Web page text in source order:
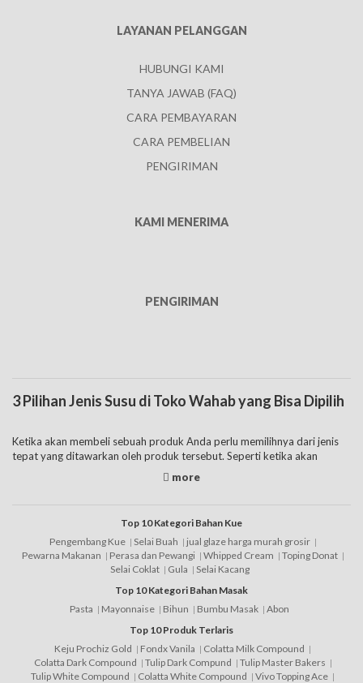
LAYANAN PELANGGAN
HUBUNGI KAMI
TANYA JAWAB (FAQ)
CARA PEMBAYARAN
CARA PEMBELIAN
PENGIRIMAN
KAMI MENERIMA
PENGIRIMAN
3 Pilihan Jenis Susu di Toko Wahab yang Bisa Dipilih
Ketika akan membeli sebuah produk Anda perlu memilihnya dari jenis
tepat yang ditawarkan oleh produk tersebut. Seperti ketika akan
membeli susu, maka Anda juga perlu memilih jenis yang tepat sehingga
bisa disesuaikan dengan kebutuhan dan fungsi yang dipunyai oleh
selain dari perbedaan tempat pembelian produk tersebut. Salah satu
tempat terbaik untuk membeli produk yang dibutuhkan ini adalah di
tokowahab.comsecara online.
Toko Wahab menawarkan banyak pilihan dari jenis produk yang bisa
, bubuk, dan juga cair. Jenis pertama yang dapat dipilih
adalah evaporasi yang merupakan produk dengan daftar harga susu
yang bisa dipilih dari merek, ukuran, dan promo yang tersedia. Apabila
membelinya sedang promo, maka jenis susu enak ini akan bisa
didapatkan dengan harga lebih terjangkau. Jenis ini merupakan pilihan
Top 10 Kategori Bahan Kue
Pengembang Kue
Selai Buah
jual glaze harga murah grosir
Pewarna Makanan
Perasa dan Pewangi Whipped Cream
Toping Donat
Selai Coklat
Gula
Selai Kacang
Top 10 Kategori Bahan Masak
Pasta
Mayonnaise Bihun Bumbu Masak
Abon
Top 10 Produk Terlaris
Keju Prochiz Gold
Fondx Vanila
Colatta Milk Compound
Colatta Dark Compound
Tulip Dark Compund
Tulip Master Bakers
Tulip White Compound
Colatta White Compound Vivo Topping Ace